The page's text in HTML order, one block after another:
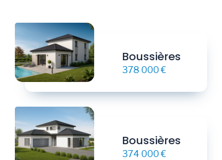
Boussières
378 000 €
Boussières
374 000 €